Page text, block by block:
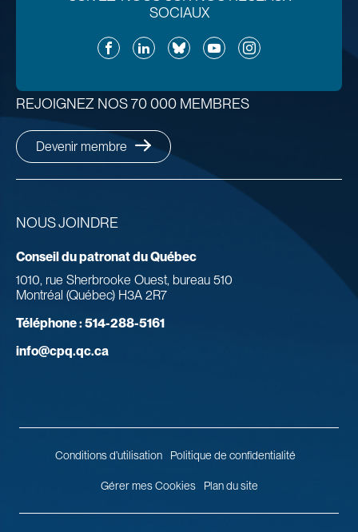
SOCIAUX
FacebookLinkedInBlueskyYouTubeInstagram
NOUS JOINDRE
Conseil du patronat du Québec
1010, rue Sherbrooke Ouest, bureau 510
Montréal (Québec) H3A 2R7
Téléphone :514-288-5161
info@cpq.qc.ca
REJOIGNEZ NOS 70 000 MEMBRES
Devenir membre
Conditions d’utilisation Politique de confidentialité
Gérer mes Cookies Plan du site